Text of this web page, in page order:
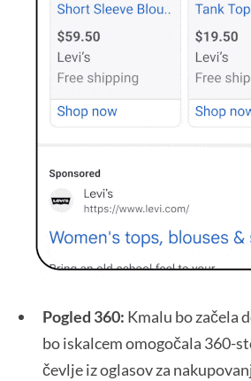
Pogled 360: Kmalu bo začela
bo iskalcem omogočala 360-
čevlje iz oglasov za